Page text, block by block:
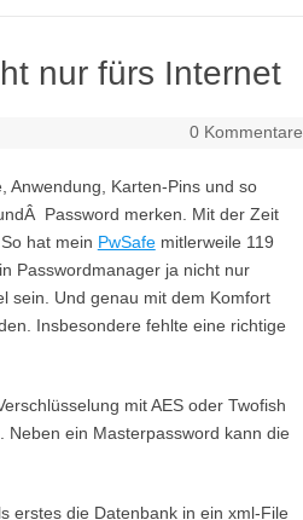
nur fürs Internet
0 Kommentare
Anwendung, Karten-Pins und so
Password merken. Mit der Zeit
hat mein PwSafemitlerweile 119
Passwordmanager ja nicht nur
sein. Und genau mit dem Komfort
Insbesondere fehlte eine richtige
mit AES oder Twofish
Neben ein Masterpassword kann die
erstes die Datenbank in ein xml-File